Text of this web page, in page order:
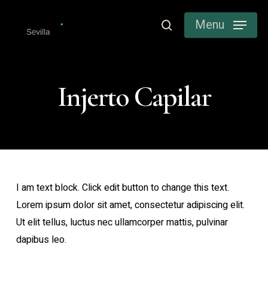
searchMenu
Injerto Capilar
I am text block. Click edit button to change this text.
Lorem ipsum dolor sit amet, consectetur adipiscing elit.
Ut elit tellus, luctus nec ullamcorper mattis, pulvinar
dapibus leo.